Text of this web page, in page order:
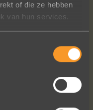
of die ze hebben
van hun services.
ringen zijn
kwaliteit.
en ze
elk vlak!